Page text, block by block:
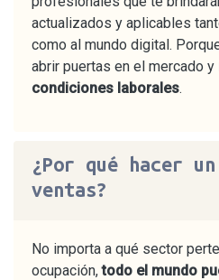
actualizados y aplicables
como al mundo digital.
abrir puertas en el mercado y
condiciones laborales.
¿Por qué hacer
ventas?
No importa a qué sector
ocupación,todo el mundo